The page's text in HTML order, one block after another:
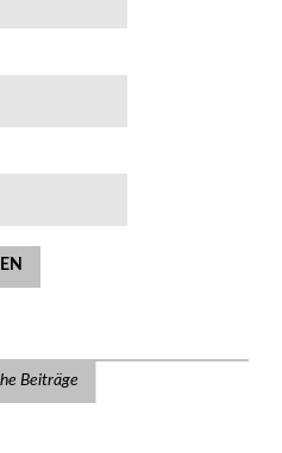
Beiträge